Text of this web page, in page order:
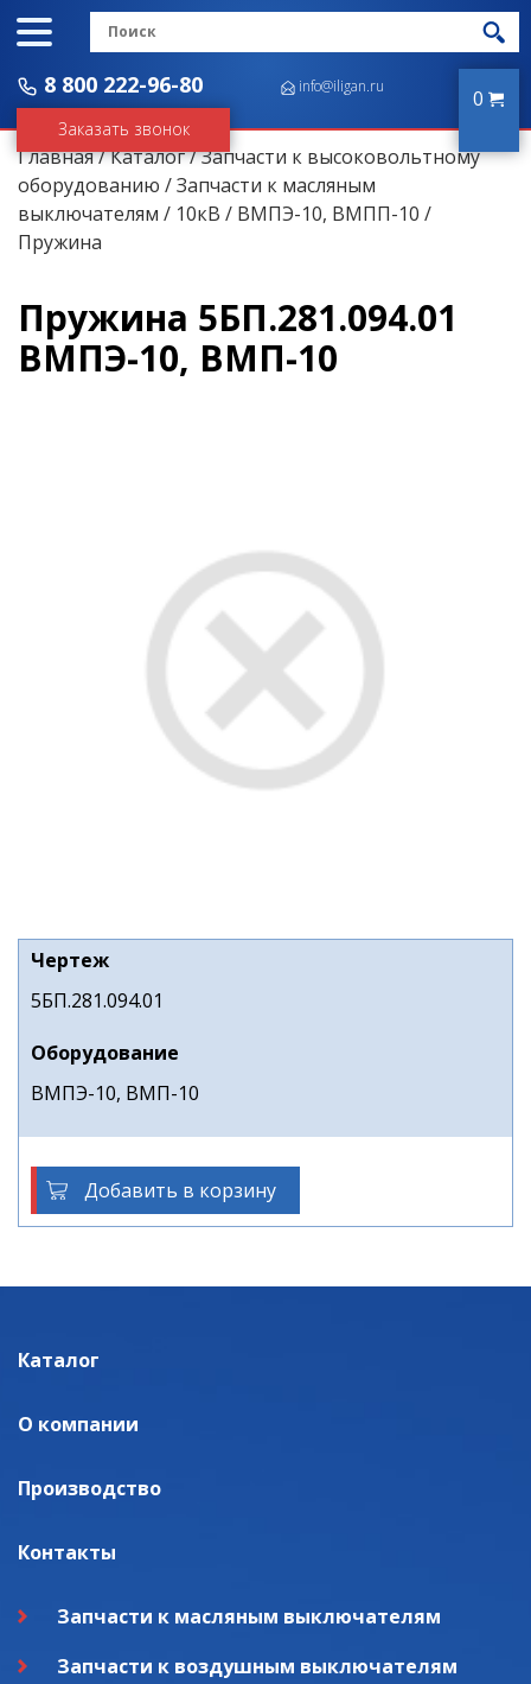
8 800 222-96-80
Заказать звонок
info@iligan.ru 0
Главная/Каталог/Запчасти к высоковольтному
оборудованию /Запчасти к масляным
выключателям / 10кВ / ВМПЭ-10, ВМПП-10 /
Пружина
Пружина 5БП.281.094.01
ВМПЭ-10, ВМП-10
Чертеж
5БП.281.094.01
Оборудование
ВМПЭ-10, ВМП-10
Добавить в корзину
Каталог
О компании
Производство
Контакты
Запчасти к масляным выключателям
Запчасти к воздушным выключателям